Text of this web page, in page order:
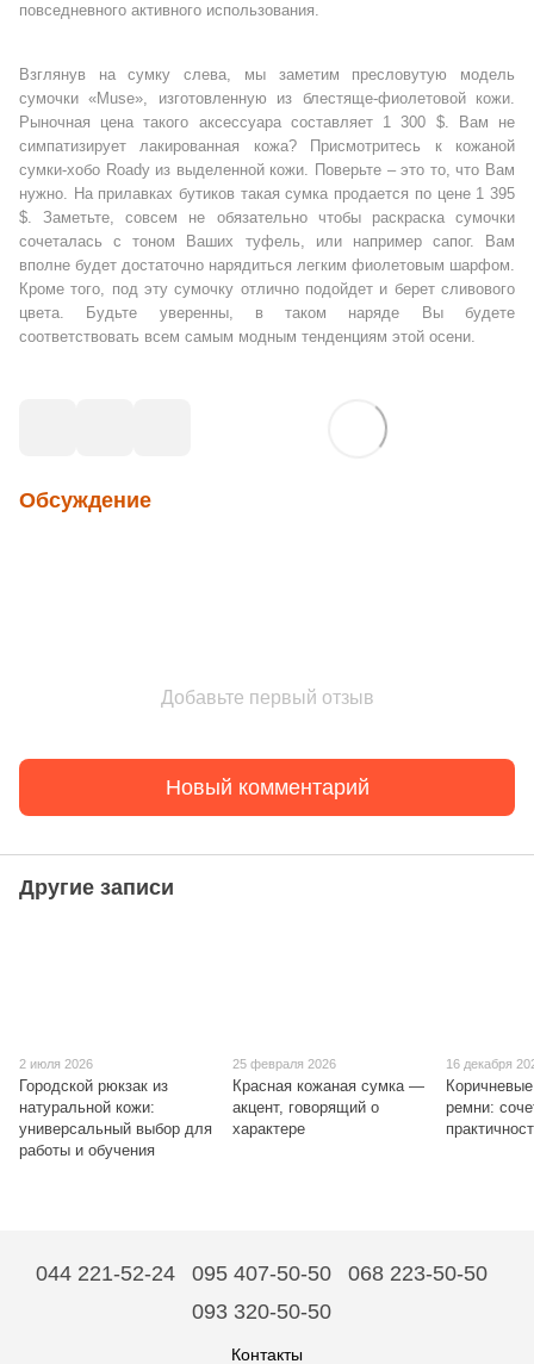
повседневного активного использования.
Взглянув на сумку слева, мы заметим пресловутую модель
сумочки «Muse», изготовленную из блестяще-фиолетовой кожи.
Рыночная цена такого аксессуара составляет 1 300 $. Вам не
симпатизирует лакированная кожа? Присмотритесь к кожаной
сумки-хобо Roady из выделенной кожи. Поверьте – это то, что Вам
нужно. На прилавках бутиков такая сумка продается по цене 1 395
$. Заметьте, совсем не обязательно чтобы раскраска сумочки
сочеталась с тоном Ваших туфель, или например сапог. Вам
вполне будет достаточно нарядиться легким фиолетовым шарфом.
Кроме того, под эту сумочку отлично подойдет и берет сливового
цвета. Будьте уверенны, в таком наряде Вы будете
соответствовать всем самым модным тенденциям этой осени.
Обсуждение
Добавьте первый отзыв
Новый комментарий
Другие записи
2 июля 2026
Городской рюкзак из
натуральной кожи:
универсальный выбор для
работы и обучения
25 февраля 2026
Красная кожаная сумка —
акцент, говорящий о
характере
16 декабря
ремни:
044 221-52-24 095 407-50-50
068 223-50-50
093 320-50-50
Контакты